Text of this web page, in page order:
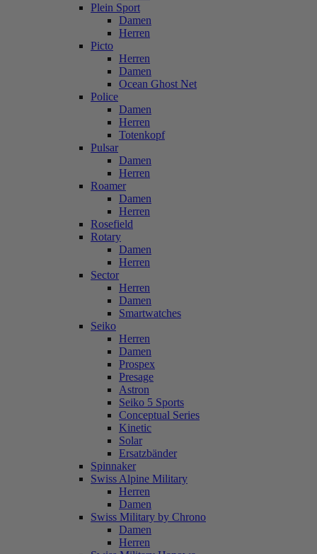
Plein Sport
Damen
Herren
Picto
Herren
Damen
Ocean Ghost Net
Police
Damen
Herren
Totenkopf
Pulsar
Damen
Herren
Roamer
Damen
Herren
Rosefield
Rotary
Damen
Herren
Sector
Herren
Damen
Smartwatches
Seiko
Herren
Damen
Prospex
Presage
Astron
Seiko 5 Sports
Conceptual Series
Kinetic
Solar
Ersatzbänder
Spinnaker
Swiss Alpine Military
Herren
Damen
Swiss Military by Chrono
Damen
Herren